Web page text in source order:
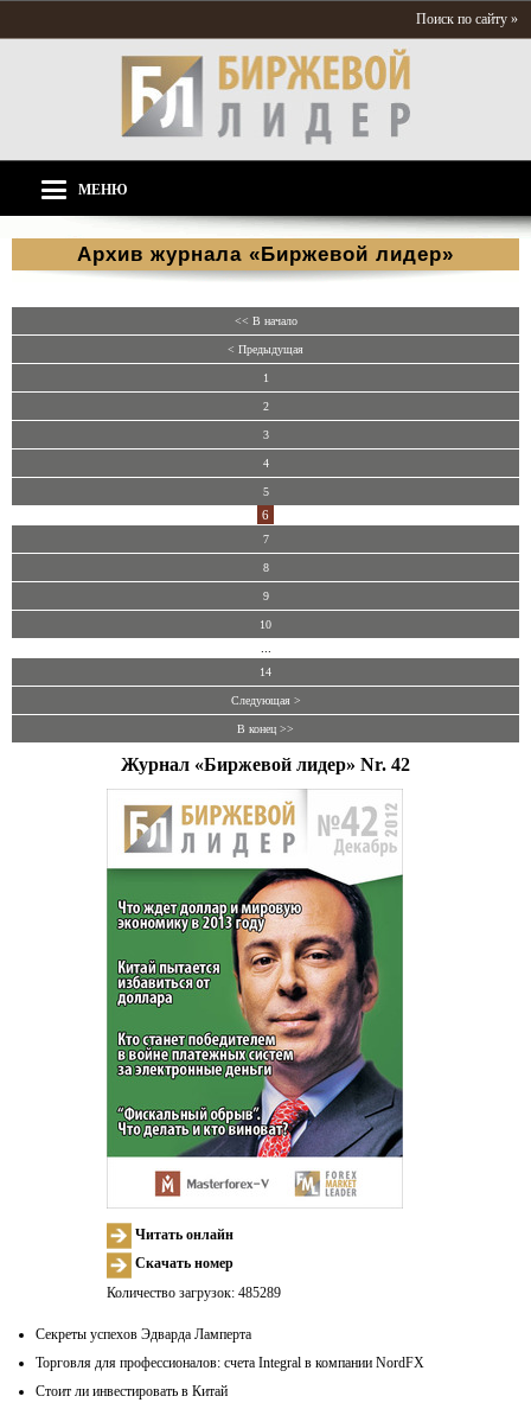
Поиск по сайту »
МЕНЮ
Архив журнала «Биржевой лидер»
<< В начало
< Предыдущая
1
2
3
4
5
6
7
8
9
10
14
Следующая >
В конец >>
Журнал «Биржевой лидер» Nr. 42
Читать онлайн
Скачать номер
Количество загрузок: 485289
Секреты успехов Эдварда Ламперта
Торговля для профессионалов: счета Integral в компании NordFX
Стоит ли инвестировать в Китай